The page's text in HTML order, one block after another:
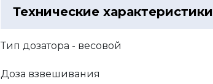
Технические характеристики
Тип дозатора - весовой
Доза взвешивания